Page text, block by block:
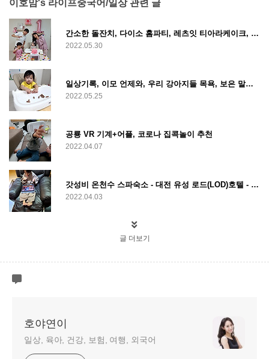
이호맘's 라이프중국어/일상 관련 글
간소한 돌잔치, 다이소 홈파티, 레츠잇 티아라케이크, 이가 닭백숙
2022.05.30
일상기록, 이모 언제와, 우리 강아지들 목욕, 보은 말티재전망대, 리뉴얼라이프 까까
2022.05.25
공룡 VR 기계+어플, 코로나 집콕놀이 추천
2022.04.07
갓성비 온천수 스파숙소 - 대전 유성 로드(LOD)호텔 - 로얄 스위트
2022.04.03
글 더보기
호야연이
일상, 육아, 건강, 보험, 여행, 외국어